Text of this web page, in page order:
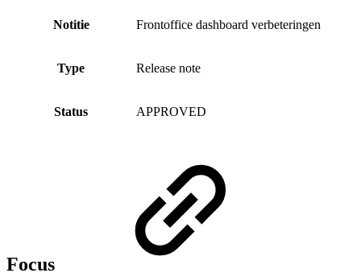
Notitie Frontoffice dashboard verbeteringen
Type Release note
Status APPROVED
Focus